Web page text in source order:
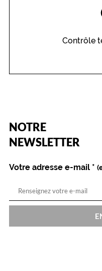
Contrôle
NOTRE
NEWSLETTER
Name
Votre adresse e-mail *
(Ce
champ
est
obligatoire)